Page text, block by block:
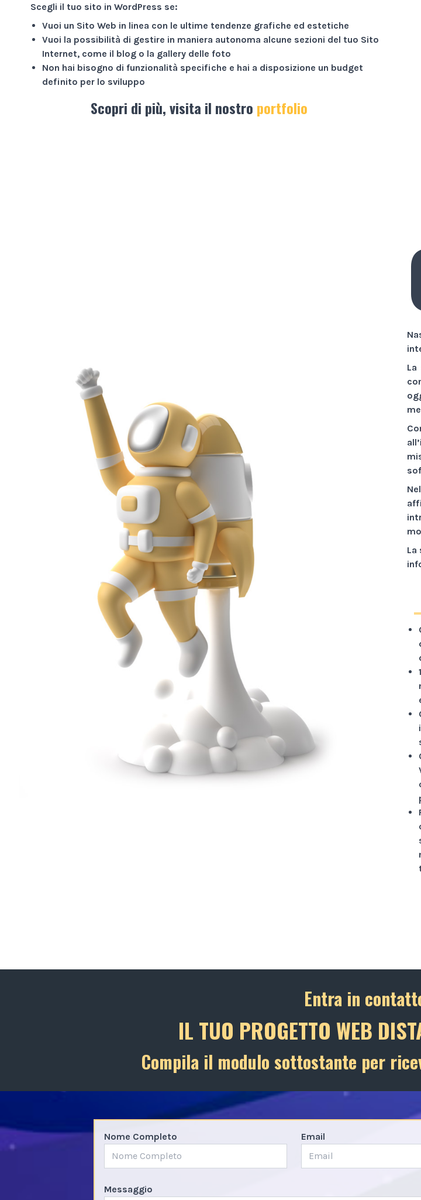
Scegli il tuo sito in WordPress se:
Vuoi un Sito Web in linea con le ultime tendenze grafiche ed estetiche
Vuoi la possibilità di gestire in maniera autonoma alcune sezioni del tuo Sito
Internet, come il blog o la gallery delle foto
Non hai bisogno di funzionalità specifiche e hai a disposizione un budget
definito per lo sviluppo
Scopri di più, visita il nostro portfolio
La
Entra in
IL TUO PROGETTO WEB
Compila il modulo sottostante per
Nome Completo Email
Messaggio